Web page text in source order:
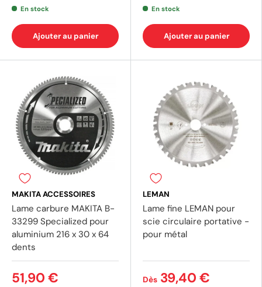
En stock
Ajouter au panier
En stock
Ajouter au panier
MAKITA ACCESSOIRES
Lame carbure MAKITA B-
33299 Specialized pour
aluminium 216 x 30 x 64
dents
51,90 €
LEMAN
Lame fine LEMAN pour
scie circulaire portative -
pour métal
Dès 39,40 €